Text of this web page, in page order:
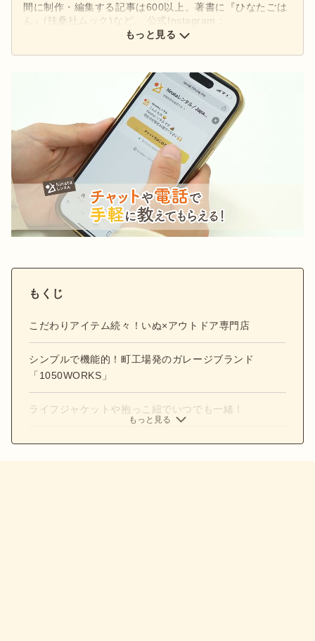
間に制作・編集する記事は600以上。著書に『ひなたごは
ん』(扶桑社ムック)など。 公式Instagram：
もっと見る
もくじ
こだわりアイテム続々！いぬ×アウトドア専門店
シンプルで機能的！町工場発のガレージブランド
「1050WORKS」
ライフジャケットや抱っこ紐でいつでも一緒！
もっと見る